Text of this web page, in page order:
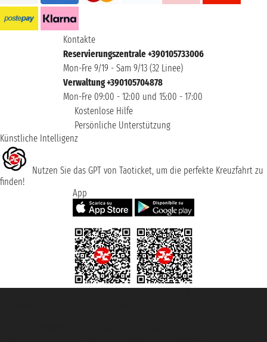
Kontakte
Reservierungszentrale +390105733006
Mon-Fre 9/19 - Sam 9/13 (32 Linee)
Verwaltung +390105704878
Mon-Fre 09:00 - 12:00 und 15:00 - 17:00
Kostenlose Hilfe
Persönliche Unterstützung
Künstliche Intelligenz
Nutzen Sie das GPT von Taoticket, um die perfekte Kreuzfahrt zu
finden!
App